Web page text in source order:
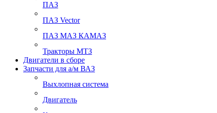
ПАЗ
ПАЗ Vector
ПАЗ МАЗ КАМАЗ
Тракторы МТЗ
Двигатели в сборе
Запчасти для а/м ВАЗ
Выхлопная система
Двигатель